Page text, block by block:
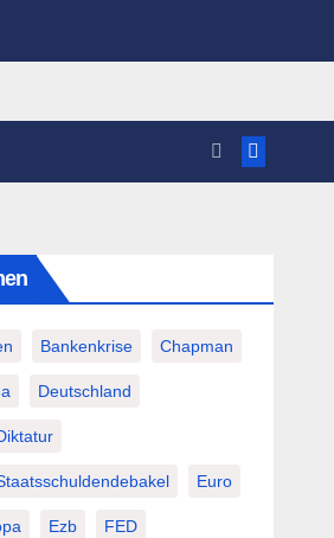
Bankenkrise Chapman
Deutschland
Euro
Ezb FED